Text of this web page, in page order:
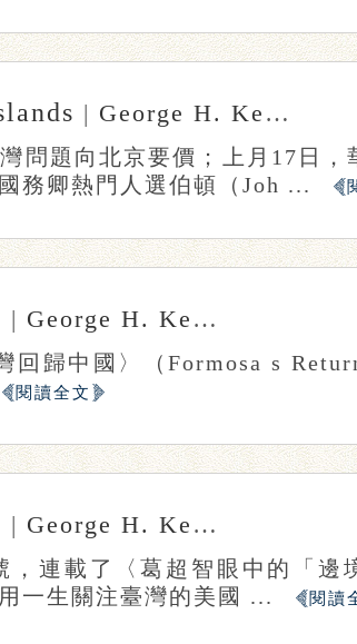
| George H. Kerr
問題向北京要價；上月17日，
務卿熱門人選伯頓（Joh ...
| George H. Kerr 簡
回歸中國〉（Formosa s
閱讀全文
| George H. Kerr
，連載了〈葛超智眼中的「
一生關注臺灣的美國 ...
閱讀